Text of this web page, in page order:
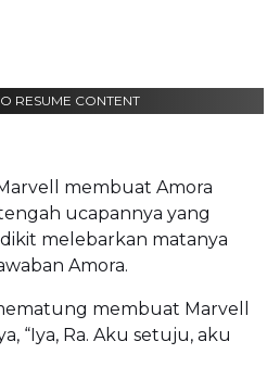
RESUME CONTENT
membuat Amora
ucapannya yang
melebarkan matanya
Amora.
membuat Marvell
“Iya, Ra. Aku setuju, aku